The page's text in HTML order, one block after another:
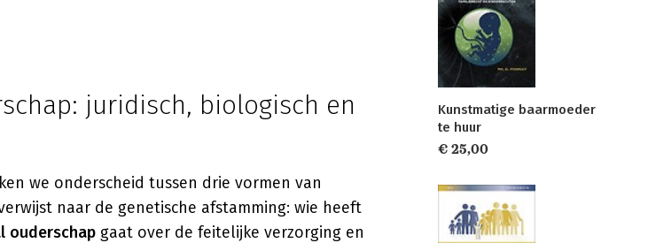
juridisch, biologisch en
we onderscheid tussen drie vormen van
naar de genetische afstamming: wie heeft
ouderschap gaat over de feitelijke verzorging en
Kunstmatige baarmoeder
te huur
€ 25,00